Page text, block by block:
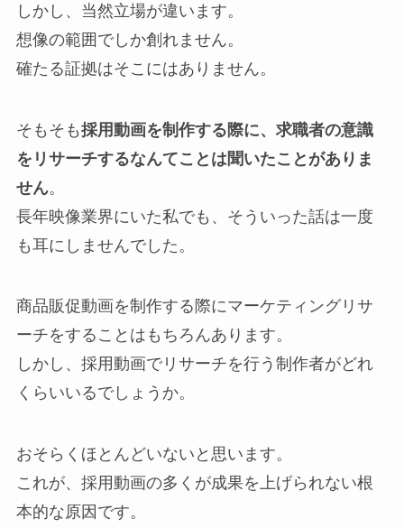
しかし、当然立場が違います。
想像の範囲でしか創れません。
確たる証拠はそこにはありません。
そもそも採用動画を制作する際に、求職者の意識
をリサーチするなんてことは聞いたことがありま
せん。
長年映像業界にいた私でも、そういった話は一度
も耳にしませんでした。
商品販促動画を制作する際にマーケティングリサ
ーチをすることはもちろんあります。
しかし、採用動画でリサーチを行う制作者がどれ
くらいいるでしょうか。
おそらくほとんどいないと思います。
これが、採用動画の多くが成果を上げられない根
本的な原因です。